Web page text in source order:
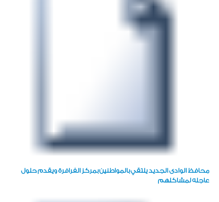
محافظ الوادى الجديد يلتقي بالمواطنين بمركز الفرافرة ويقدم حلول
عاجله لمشاكلهم